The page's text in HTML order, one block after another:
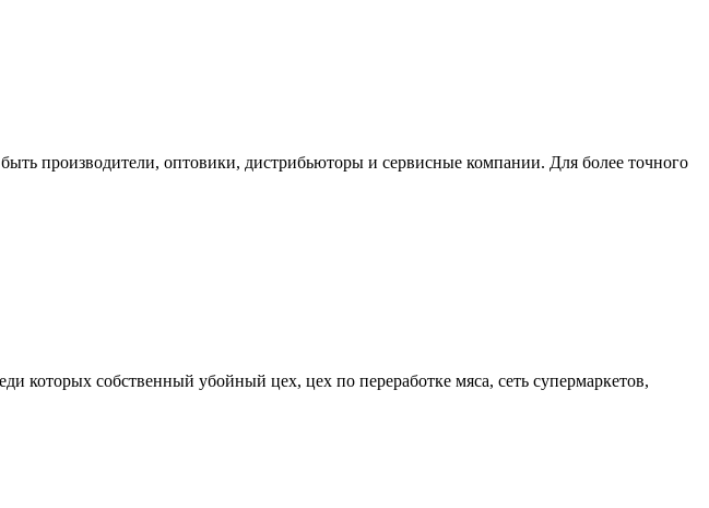
производители, оптовики, дистрибьюторы и сервисные компании. Для более точного
собственный убойный цех, цех по переработке мяса, сеть супермаркетов,